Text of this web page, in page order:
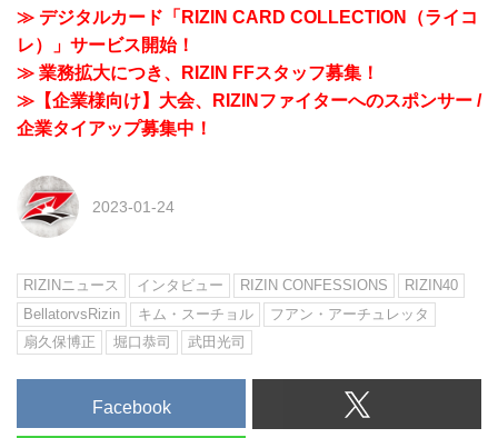
≫ デジタルカード「RIZIN CARD COLLECTION（ライコ
レ）」サービス開始！
≫ 業務拡大につき、RIZIN FFスタッフ募集！
≫【企業様向け】大会、RIZINファイターへのスポンサー /
企業タイアップ募集中！
2023-01-24
RIZINニュース インタビュー RIZIN CONFESSIONS
RIZIN40
BellatorvsRizin
キム・スーチョル
フアン・アーチュレッタ
扇久保博正
堀口恭司 武田光司
Facebook